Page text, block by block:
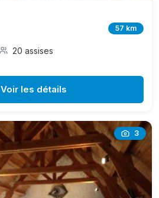
57 km
20 assises
Voir les détails
3